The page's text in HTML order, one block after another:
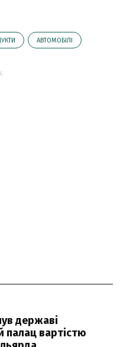
АВТОМОБІЛІ
державі
вартістю